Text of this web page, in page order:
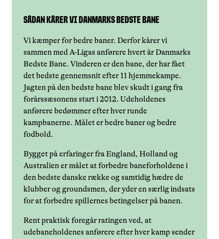
Sådan kårer vi Danmarks Bedste Bane
Vi kæmper for bedre baner. Derfor kårer vi
sammen med A-Ligas anførere hvert år Danmarks
Bedste Bane. Vinderen er den bane, der har fået
det bedste gennemsnit efter 11 hjemmekampe.
Jagten på den bedste bane blev skudt i gang fra
forårssæsonens start i 2012. Udeholdenes
anførere bedømmer efter hver runde
kampbanerne. Målet er bedre baner og bedre
fodbold.
Bygget på erfaringer fra England, Holland og
Australien er målet at forbedre baneforholdene i
den bedste danske række og samtidig hædre de
klubber og groundsmen, der yder en særlig indsats
for at forbedre spillernes betingelser på banen.
Rent praktisk foregår ratingen ved, at
udebaneholdenes anførere efter hver kamp sender